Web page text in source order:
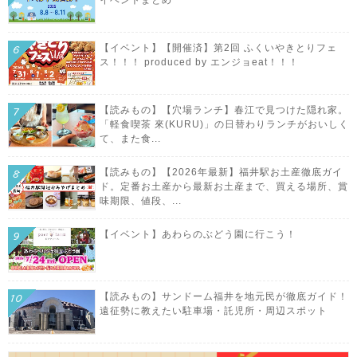
【イベント】【開催済】第2回 ふくいやきとりフェ
ス！！！ produced by エンジョeat！！！
【読みもの】【穴場ランチ】春江で見つけた隠れ家。
「軽食喫茶 來(KURU)」の日替わりランチがおいしく
て、また食...
【読みもの】【2026年最新】福井駅お土産徹底ガイ
ド。定番お土産から最新お土産まで、買える場所、賞
味期限、値段、...
【イベント】あわらのぶどう園に行こう！
【読みもの】サンドーム福井を地元民が徹底ガイド！
遠征勢に教えたい駐車場・託児所・周辺スポット